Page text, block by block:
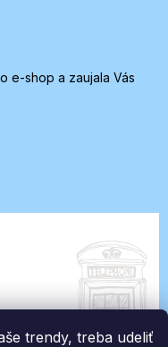
trendy, treba udeliť
e-shop a zaujala Vás